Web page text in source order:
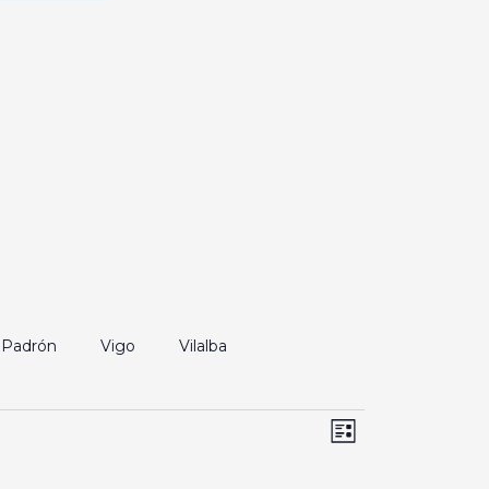
Padrón Vigo Vilalba
Navegación
Navegación
Lista